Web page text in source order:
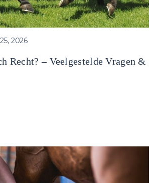
2026
Recht? – Veelgestelde Vragen &